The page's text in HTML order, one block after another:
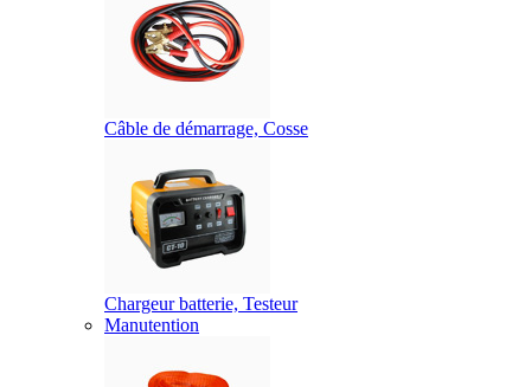
Câble de démarrage, Cosse
Chargeur batterie, Testeur
Manutention